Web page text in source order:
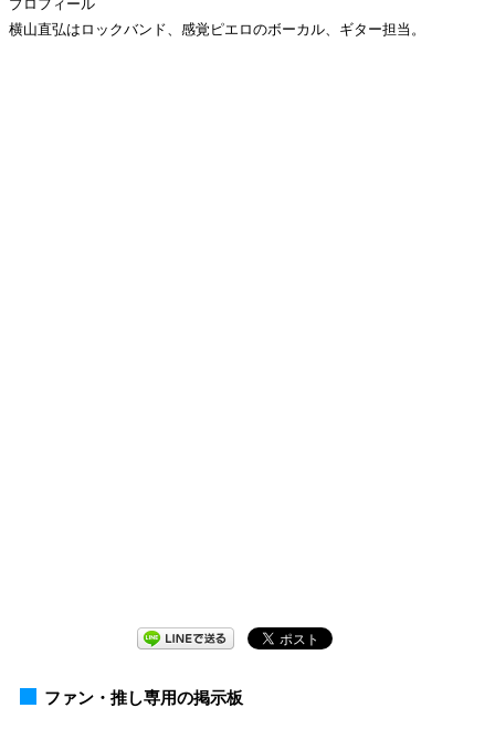
プロフィール
横山直弘はロックバンド、感覚ピエロのボーカル、ギター担当。
ファン・推し専用の掲示板